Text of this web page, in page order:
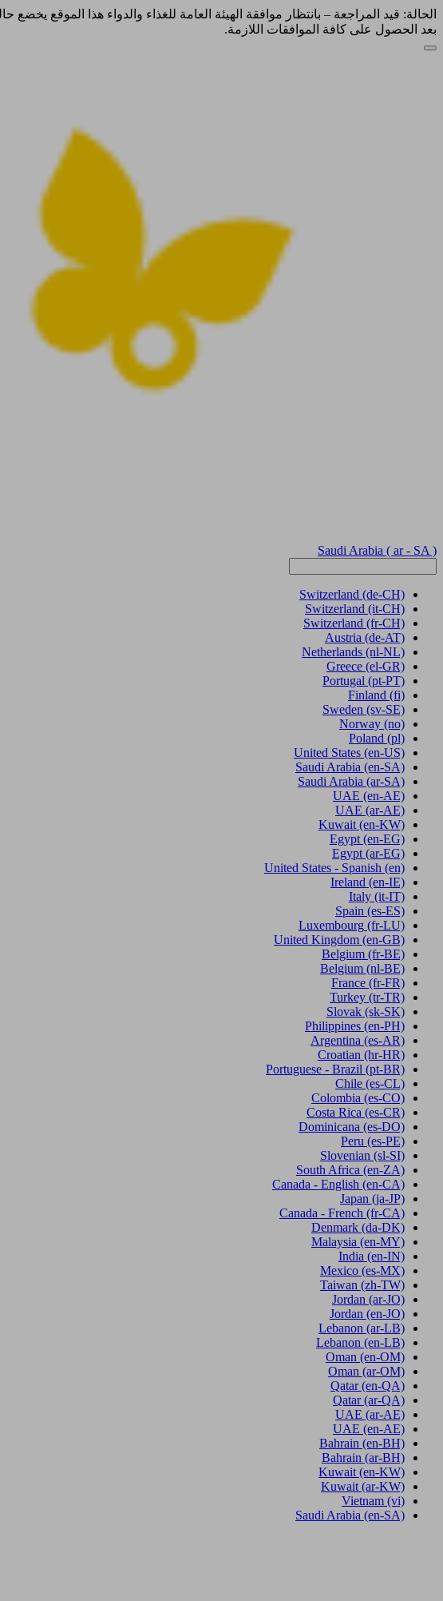
الحالة: قيد المراجعة – بانتظار موافقة الهيئة العامة للغذاء والدواء هذا الموقع
بعد الحصول على كافة الموافقات اللازمة.
Saudi Arabia ( ar - SA )
Switzerland (de-CH)
Switzerland (it-CH)
Switzerland (fr-CH)
Austria (de-AT)
Netherlands (nl-NL)
Greece (el-GR)
Portugal (pt-PT)
Finland (fi)
Sweden (sv-SE)
Norway (no)
Poland (pl)
United States (en-US)
Saudi Arabia (en-SA)
Saudi Arabia (ar-SA)
UAE (en-AE)
UAE (ar-AE)
Kuwait (en-KW)
Egypt (en-EG)
Egypt (ar-EG)
United States - Spanish (en)
Ireland (en-IE)
Italy (it-IT)
Spain (es-ES)
Luxembourg (fr-LU)
United Kingdom (en-GB)
Belgium (fr-BE)
Belgium (nl-BE)
France (fr-FR)
Turkey (tr-TR)
Slovak (sk-SK)
Philippines (en-PH)
Argentina (es-AR)
Croatian (hr-HR)
Portuguese - Brazil (pt-BR)
Chile (es-CL)
Colombia (es-CO)
Costa Rica (es-CR)
Dominicana (es-DO)
Peru (es-PE)
Slovenian (sl-SI)
South Africa (en-ZA)
Canada - English (en-CA)
Japan (ja-JP)
Canada - French (fr-CA)
Denmark (da-DK)
Malaysia (en-MY)
India (en-IN)
Mexico (es-MX)
Taiwan (zh-TW)
Jordan (ar-JO)
Jordan (en-JO)
Lebanon (ar-LB)
Lebanon (en-LB)
Oman (en-OM)
Oman (ar-OM)
Qatar (en-QA)
Qatar (ar-QA)
UAE (ar-AE)
UAE (en-AE)
Bahrain (en-BH)
Bahrain (ar-BH)
Kuwait (en-KW)
Kuwait (ar-KW)
Vietnam (vi)
Saudi Arabia (en-SA)